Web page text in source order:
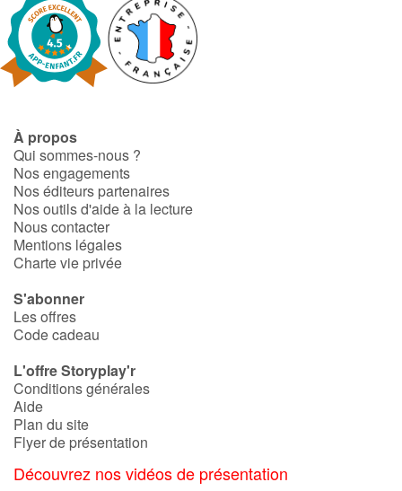
À propos
Qui sommes-nous ?
Nos engagements
Nos éditeurs partenaires
Nos outils d'aide à la lecture
Nous contacter
Mentions légales
Charte vie privée
S'abonner
Les offres
Code cadeau
L'offre Storyplay'r
Conditions générales
Aide
Plan du site
Flyer de présentation
Découvrez nos vidéos de présentation